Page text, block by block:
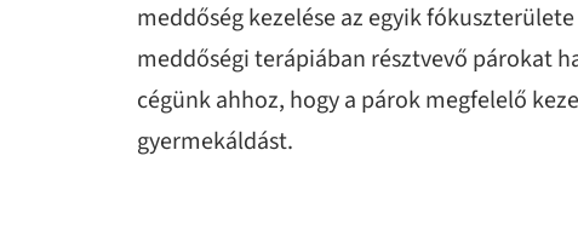
meddőség kezelése az egyik
meddőségi terápiában résztvevő párokat
cégünk ahhoz, hogy a párok megfelelő
gyermekáldást.